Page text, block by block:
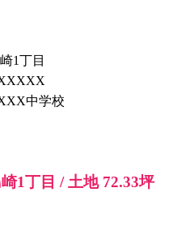
1丁目
中学校
1丁目 / 土地 72.33坪